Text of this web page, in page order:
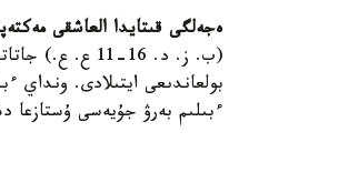
ەجەلگى قىتايدا العاشقى
(ب. ز. د. 16-11
بولعاندىعى ايتىلادى. ونداي
ءبىلىم بەرۋ جۇيەسى ۇستازعا